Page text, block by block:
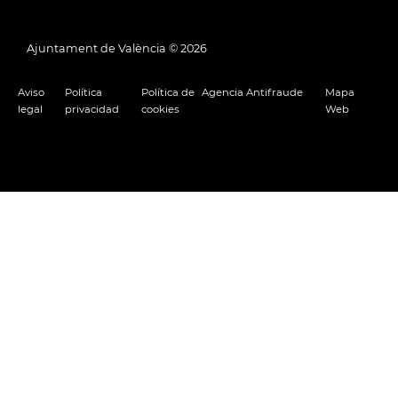
Ajuntament de València © 2026
Aviso
legal
Política
privacidad
Política de
cookies
Agencia Antifraude
Mapa
Web